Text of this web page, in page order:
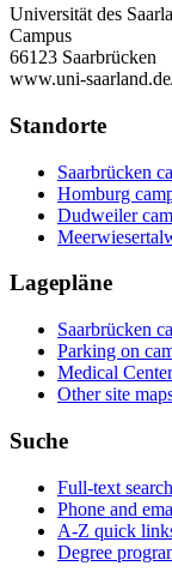
Universität des
Campus
66123 Saarbrücken
www.uni-
Standorte
Saarbrücken
Homburg
Dudweiler
Lagepläne
Saarbrücken
Parking on
Medical
Other site
Suche
Full-text search
Phone and
A-Z quick
Degree